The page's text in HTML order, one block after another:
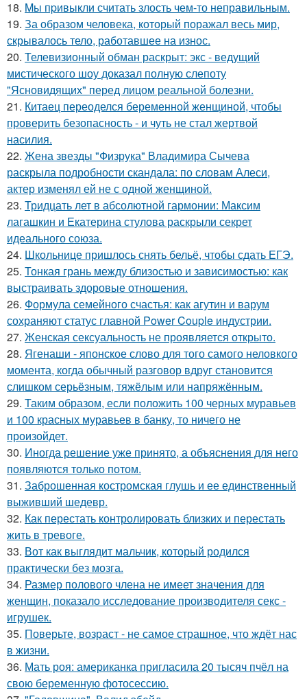
18. Mы пpивыкли считать злость чем-то неправильным.
19. За образом человека, который поражал весь мир,
скрывалось тело, работавшее на износ.
20. Телевизионный обман раскрыт: экс - ведущий
мистического шоу доказал полную слепоту
"Ясновидящих" перед лицом реальной болезни.
21. Китаец переоделся беременной женщиной, чтобы
проверить безопасность - и чуть не стал жертвой
насилия.
22. Жена звезды "Физрука" Владимира Сычева
раскрыла подробности скандала: по словам Алеси,
актер изменял ей не с одной женщиной.
23. Тридцать лет в абсолютной гармонии: Максим
лагашкин и Екатерина стулова раскрыли секрет
идеального союза.
24. Школьнице пришлось снять бельё, чтобы сдать ЕГЭ.
25. Тонкая грань между близостью и зависимостью: как
выстраивать здоровые отношения.
26. Формула семейного счастья: как агутин и варум
сохраняют статус главной Power Couple индустрии.
27. Женская сексуальность не проявляется открыто.
28. Ягенаши - японское слово для того самого неловкого
момента, когда обычный разговор вдруг становится
слишком серьёзным, тяжёлым или напряжённым.
29. Таким образом, если положить 100 черных муравьев
и 100 красных муравьев в банку, то ничего не
произойдет.
30. Иногда решение уже принято, а объяснения для него
появляются только потом.
31. Заброшенная костромская глушь и ее единственный
выживший шедевр.
32. Как перестать контролировать близких и перестать
жить в тревоге.
33. Вот как выглядит мальчик, который родился
практически без мозга.
34. Размер полового члена не имеет значения для
женщин, показало исследование производителя секс -
игрушек.
35. Поверьте, возраст - не самое страшное, что ждёт нас
в жизни.
36. Мать роя: американка пригласила 20 тысяч пчёл на
свою беременную фотосессию.